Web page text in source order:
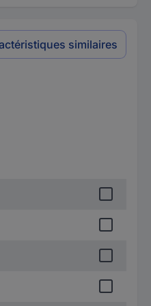
similaires